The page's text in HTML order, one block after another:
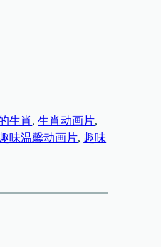
生肖 , 生肖动画片
味温馨动画片, 趣味